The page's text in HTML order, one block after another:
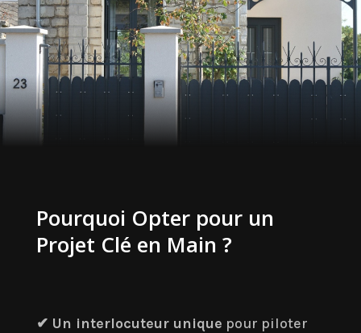
Pourquoi Opter pour un
Projet Clé en Main ?
✔ Un interlocuteur unique pour piloter